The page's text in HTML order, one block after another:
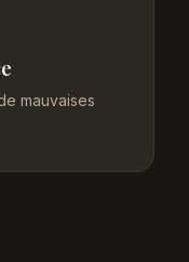
mauvaises